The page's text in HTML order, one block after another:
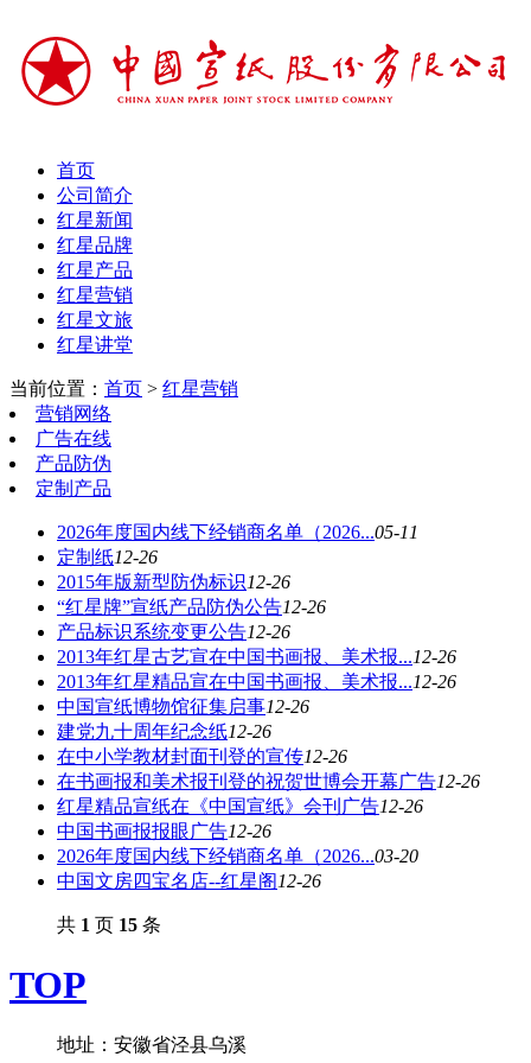
首页
公司简介
红星新闻
红星品牌
红星产品
红星营销
红星文旅
红星讲堂
当前位置： 首页 > 红星营销
营销网络
广告在线
产品防伪
定制产品
2026年度国内线下经销商名单（2026...05-11
定制纸12-26
2015年版新型防伪标识12-26
“红星牌”宣纸产品防伪公告12-26
产品标识系统变更公告12-26
2013年红星古艺宣在中国书画报、美术报...12-26
2013年红星精品宣在中国书画报、美术报...12-26
中国宣纸博物馆征集启事12-26
建党九十周年纪念纸12-26
在中小学教材封面刊登的宣传12-26
在书画报和美术报刊登的祝贺世博会开幕广告12-26
红星精品宣纸在《中国宣纸》会刊广告12-26
中国书画报报眼广告12-26
2026年度国内线下经销商名单（2026...03-20
中国文房四宝名店--红星阁 12-26
共 1 页 15 条
TOP
地址：安徽省泾县乌溪